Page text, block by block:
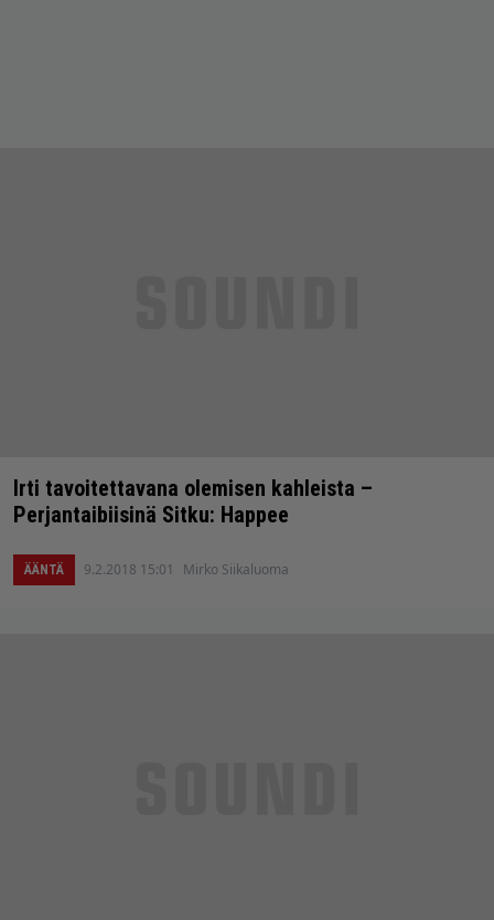
Irti tavoitettavana olemisen kahleista –
Perjantaibiisinä Sitku: Happee
ÄÄNTÄ 9.2.2018 15:01 Mirko Siikaluoma